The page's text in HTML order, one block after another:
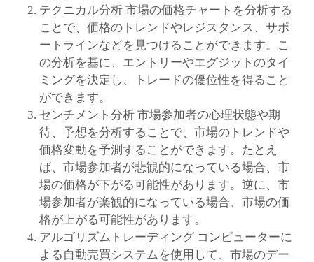
テクニカル分析 市場の価格チャートを分析する
ことで、価格のトレンドやレジスタンス、サポ
ートラインなどを見つけることができます。こ
の分析を基に、エントリーやエグジットのタイ
ミングを決定し、トレードの優位性を得ること
ができます。
センチメント分析 市場参加者の心理状態や期
待、予想を分析することで、市場のトレンドや
価格変動を予測することができます。たとえ
ば、市場参加者が悲観的になっている場合、市
場の価格が下がる可能性があります。逆に、市
場参加者が楽観的になっている場合、市場の価
格が上がる可能性があります。
アルゴリズムトレーディング コンピューターに
よる自動売買システムを使用して、市場のデー